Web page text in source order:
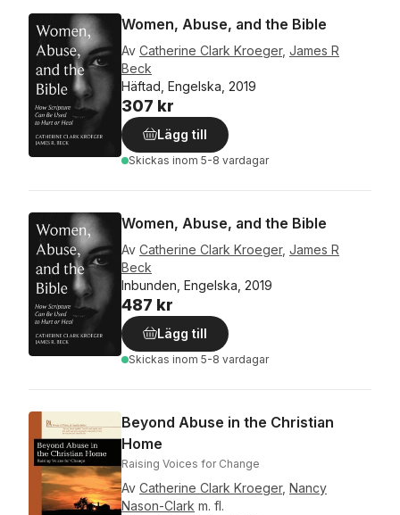
Women, Abuse, and the Bible
Av Catherine Clark Kroeger, James R
Beck
Häftad, Engelska, 2019
307 kr
Lägg till
Skickas inom 5-8 vardagar
Women, Abuse, and the Bible
Av Catherine Clark Kroeger, James R
Beck
Inbunden, Engelska, 2019
487 kr
Lägg till
Skickas inom 5-8 vardagar
Beyond Abuse in the Christian
Home
Raising Voices for Change
Av Catherine Clark Kroeger, Nancy
Nason-Clark m. fl.